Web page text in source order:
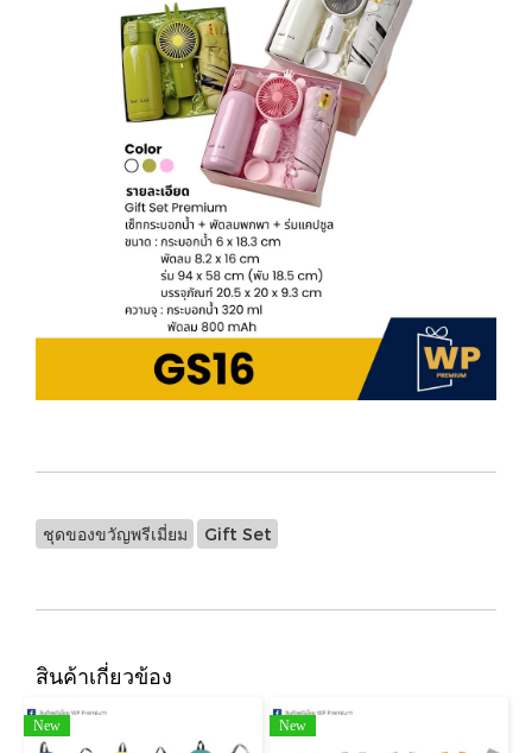
ชุดของขวัญพรีเมี่ยม Gift Set
สินค้าเกี่ยวข้อง
New New